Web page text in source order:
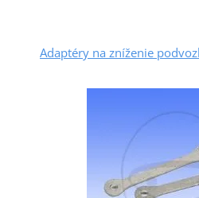
Adaptéry na zníženie